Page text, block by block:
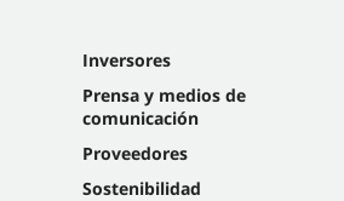
Inversores
Prensa y medios de
comunicación
Proveedores
Sostenibilidad